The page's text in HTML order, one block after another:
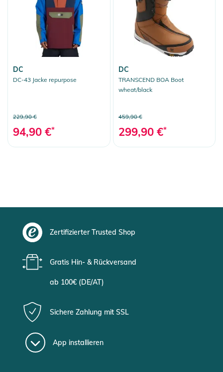
DC
DC-43 Jacke repurpose
229,90 €
94,90 €*
DC
TRANSCEND BOA Boot
wheat/black
459,90 €
299,90 €*
Zertifizierter Trusted Shop
Gratis Hin- & Rückversand
ab 100€ (DE/AT)
Sichere Zahlung mit SSL
App installieren